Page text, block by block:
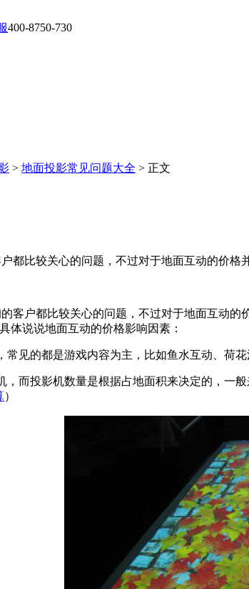
400-8750-730
> 地面投影常见问题大全 > 正文
都比较关心的问题，不过对于地面互动的价
客户都比较关心的问题，不过对于地面互动
体说说地面互动的价格影响因素：
常见的都是游戏内容为主，比如鱼水互动、荷
，而投影机数量是根据占地面积来决定的，一
）